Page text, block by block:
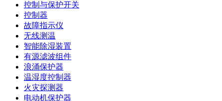
控制与保护开关
控制器
故障指示仪
无线测温
智能除湿装置
有源滤波组件
浪涌保护器
温湿度控制器
火灾探测器
电动机保护器